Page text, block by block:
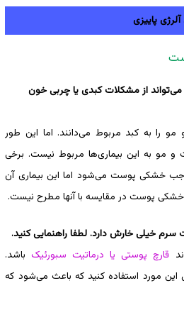
پاییزی
از مشکلات کبدی یا چربی خون
را به کبد مربوط ‌می‌دانند. اما این طور
به این بیماری‌ها مربوط نیست. برخی
خشکی پوست می‌شود اما این بیماری آن
خشکی پوست در مقایسه با آنها مطرح نیست.
خیلی خارش دارد. لطفا راهنمایی کنید.
قارچ پوستی یا درماتیت سبورئیکباشد.
مورد استفاده کنید که باعث می‌شود که